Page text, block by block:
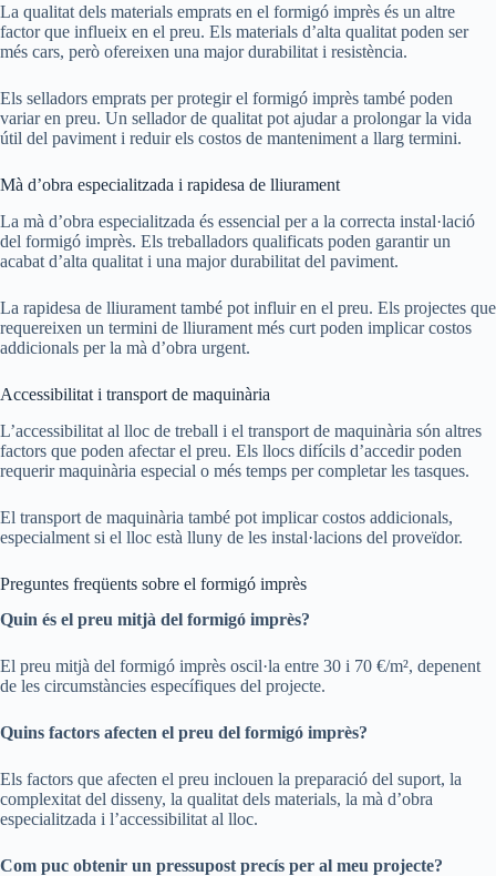
La qualitat dels materials emprats en el formigó imprès és un altre
factor que influeix en el preu. Els materials d’alta qualitat poden ser
més cars, però ofereixen una major durabilitat i resistència.
Els selladors emprats per protegir el formigó imprès també poden
variar en preu. Un sellador de qualitat pot ajudar a prolongar la vida
útil del paviment i reduir els costos de manteniment a llarg termini.
Mà d’obra especialitzada i rapidesa de lliurament
La mà d’obra especialitzada és essencial per a la correcta instal·lació
del formigó imprès. Els treballadors qualificats poden garantir un
acabat d’alta qualitat i una major durabilitat del paviment.
La rapidesa de lliurament també pot influir en el preu. Els projectes que
requereixen un termini de lliurament més curt poden implicar costos
addicionals per la mà d’obra urgent.
Accessibilitat i transport de maquinària
L’accessibilitat al lloc de treball i el transport de maquinària són altres
factors que poden afectar el preu. Els llocs difícils d’accedir poden
requerir maquinària especial o més temps per completar les tasques.
El transport de maquinària també pot implicar costos addicionals,
especialment si el lloc està lluny de les instal·lacions del proveïdor.
Preguntes freqüents sobre el formigó imprès
Quin és el preu mitjà del formigó imprès?
El preu mitjà del formigó imprès oscil·la entre 30 i 70 €/m², depenent
de les circumstàncies específiques del projecte.
Quins factors afecten el preu del formigó imprès?
Els factors que afecten el preu inclouen la preparació del suport, la
complexitat del disseny, la qualitat dels materials, la mà d’obra
especialitzada i l’accessibilitat al lloc.
Com puc obtenir un pressupost precís per al meu projecte?